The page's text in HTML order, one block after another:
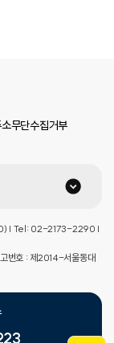
무단수집거부
| Tel: 02-2173-2290 |
번호 : 제2014-서울동대